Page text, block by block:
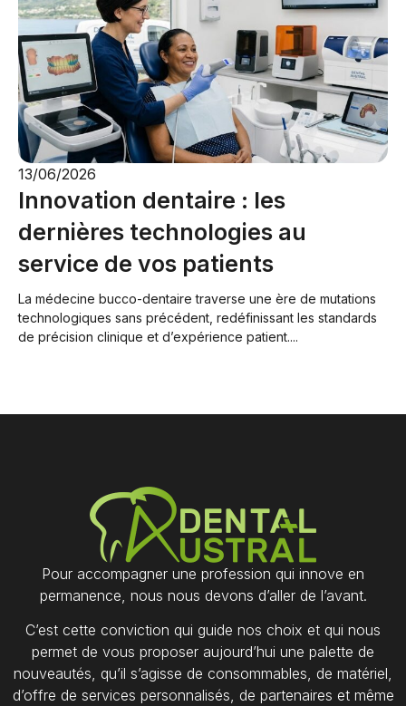
13/06/2026
Innovation dentaire : les
dernières technologies au
service de vos patients
La médecine bucco-dentaire traverse une ère de mutations
technologiques sans précédent, redéfinissant les standards
de précision clinique et d’expérience patient....
Pour accompagner une profession qui innove en
permanence, nous nous devons d’aller de l’avant.
C’est cette conviction qui guide nos choix et qui nous
permet de vous proposer aujourd’hui une palette de
nouveautés, qu’il s’agisse de consommables, de matériel,
d’offre de services personnalisés, de partenaires et même